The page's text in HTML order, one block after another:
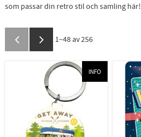
som passar din retro stil och samling här!
1–48 av256
INFO